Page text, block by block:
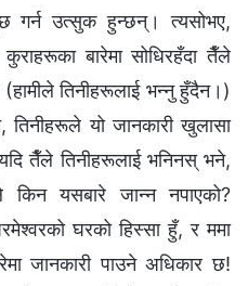
गर्न उत्सुक हुन्छन्। त्यसोभए,
बारेमा सोधिरहँदा तैँले
तिनीहरूलाई भन्नु हुँदैन।)
यो जानकारी खुलासा
तैँले तिनीहरूलाई भनिनस् भने,
यसबारे जान्न नपाएको?
घरको हिस्सा हुँ, र ममा
जानकारी पाउने अधिकार छ!